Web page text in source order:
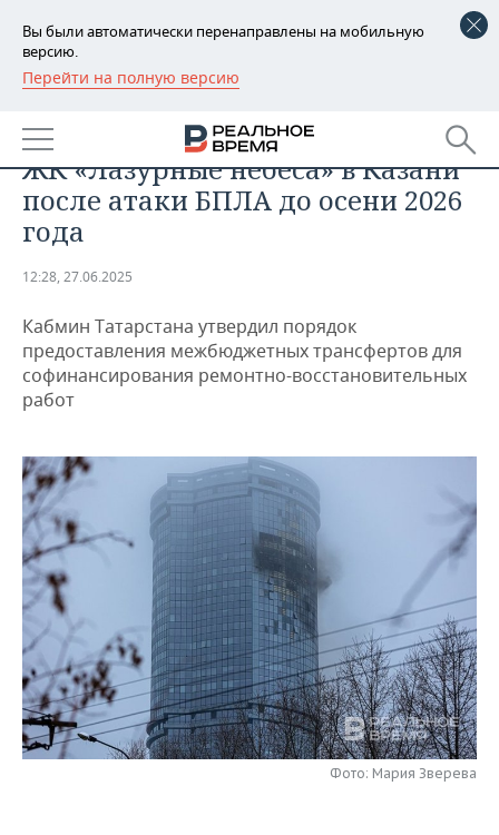
Вы были автоматически перенаправлены на мобильную
версию.
Перейти на полную версию
РЕГИОНЫ
БАШКОРТОСТАН
ТАТАРСТАН
УДМУРТИЯ
НОВОСТИ
АНАЛИТИКА
НОВОСТИ АНАЛИТИКИ
ДЕКЛАРАЦИИ О ДОХОДАХ
КОРОЛИ ГОСЗАКАЗА ПФО
ВУЗЫ ТАТАРСТАНА
ТОРГОВЫЕ ЦЕНТРЫ
ТАТАРСТАНА
ЭКОНОМИКА
НОВОСТИ ЭКОНОМИКИ
ФИНАНСЫ
БАНКИ
ИНВЕСТИЦИИ
ПРОМЫШЛЕННОСТЬ
НОВОСТИ
ПРОМЫШЛЕННОСТИ
АГРОПРОМ
МАШИНОСТРОЕНИЕ
НЕФТЕХИМИЯ
НЕФТЬ
ОПК
ЭНЕРГЕТИКА
НЕДВИЖИМОСТЬ
НОВОСТИ НЕДВИЖИМОСТИ
АВТО
НОВОСТИ БИЗНЕСА
РОЗНИЧНАЯ ТОРГОВЛЯ
ТРАНСПОРТ
УСЛУГИ
ТЕХНОЛОГИИ
НОВОСТИ ТЕХНОЛОГИЙ
IT
МЕДИА
ТЕЛЕКОММУНИКАЦИИ
МЕРОПРИЯТИЯ
НОВОСТИ МЕРОПРИЯТИЙ
ВЫЕЗДНАЯ РЕДАКЦИЯ
БИЗНЕС-БРАНЧИ
ONLINE-КОНФЕРЕНЦИИ
СПОРТ
НОВОСТИ СПОРТА
ФУТБОЛ
ХОККЕЙ
ОБЩЕСТВО
НОВОСТИ ОБЩЕСТВА
ВЛАСТЬ
ФОТОГАЛЕРЕЯ
СЮЖЕТЫ
Власти Татарстана восстановят
ЖК «Лазурные небеса» в Казани
после атаки БПЛА до осени 2026
года
12:28, 27.06.2025
Кабмин Татарстана утвердил порядок
предоставления межбюджетных трансфертов для
софинансирования ремонтно-восстановительных
работ
Фото: Мария Зверева